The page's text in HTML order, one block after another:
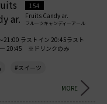
154
Fruits Candy ar.
フルーツキャンディーアール
21:00 ラストイン 20:45ラスト
20:45 ※ドリンクのみ
#スイーツ
MORE